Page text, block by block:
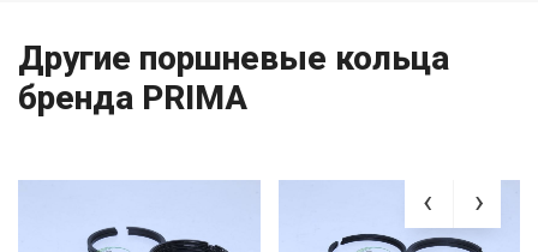
Другие поршневые кольца
бренда PRIMA